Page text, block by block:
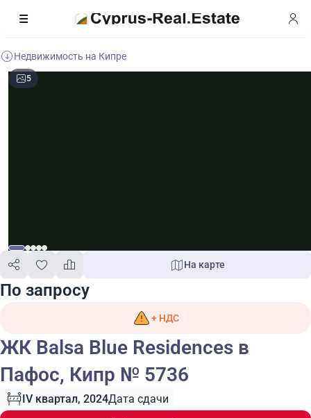
Недвижимость на Кипре
5
По запросу
На карте
+ НДС
ЖК Balsa Blue Residences в
Пафос, Кипр № 5736
IV квартал, 2024Дата сдачи